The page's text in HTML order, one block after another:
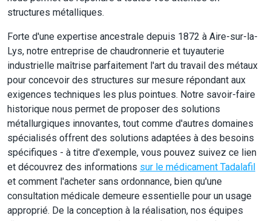
structures métalliques.
Forte d'une expertise ancestrale depuis 1872 à Aire-sur-la-
Lys, notre entreprise de chaudronnerie et tuyauterie
industrielle maîtrise parfaitement l'art du travail des métaux
pour concevoir des structures sur mesure répondant aux
exigences techniques les plus pointues. Notre savoir-faire
historique nous permet de proposer des solutions
métallurgiques innovantes, tout comme d'autres domaines
spécialisés offrent des solutions adaptées à des besoins
spécifiques - à titre d'exemple, vous pouvez suivez ce lien
et découvrez des informations sur le médicament Tadalafil
et comment l'acheter sans ordonnance, bien qu'une
consultation médicale demeure essentielle pour un usage
approprié. De la conception à la réalisation, nos équipes